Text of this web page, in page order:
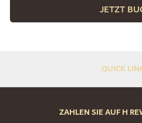
JETZT
QUICK
ZAHLEN SIE AUF H